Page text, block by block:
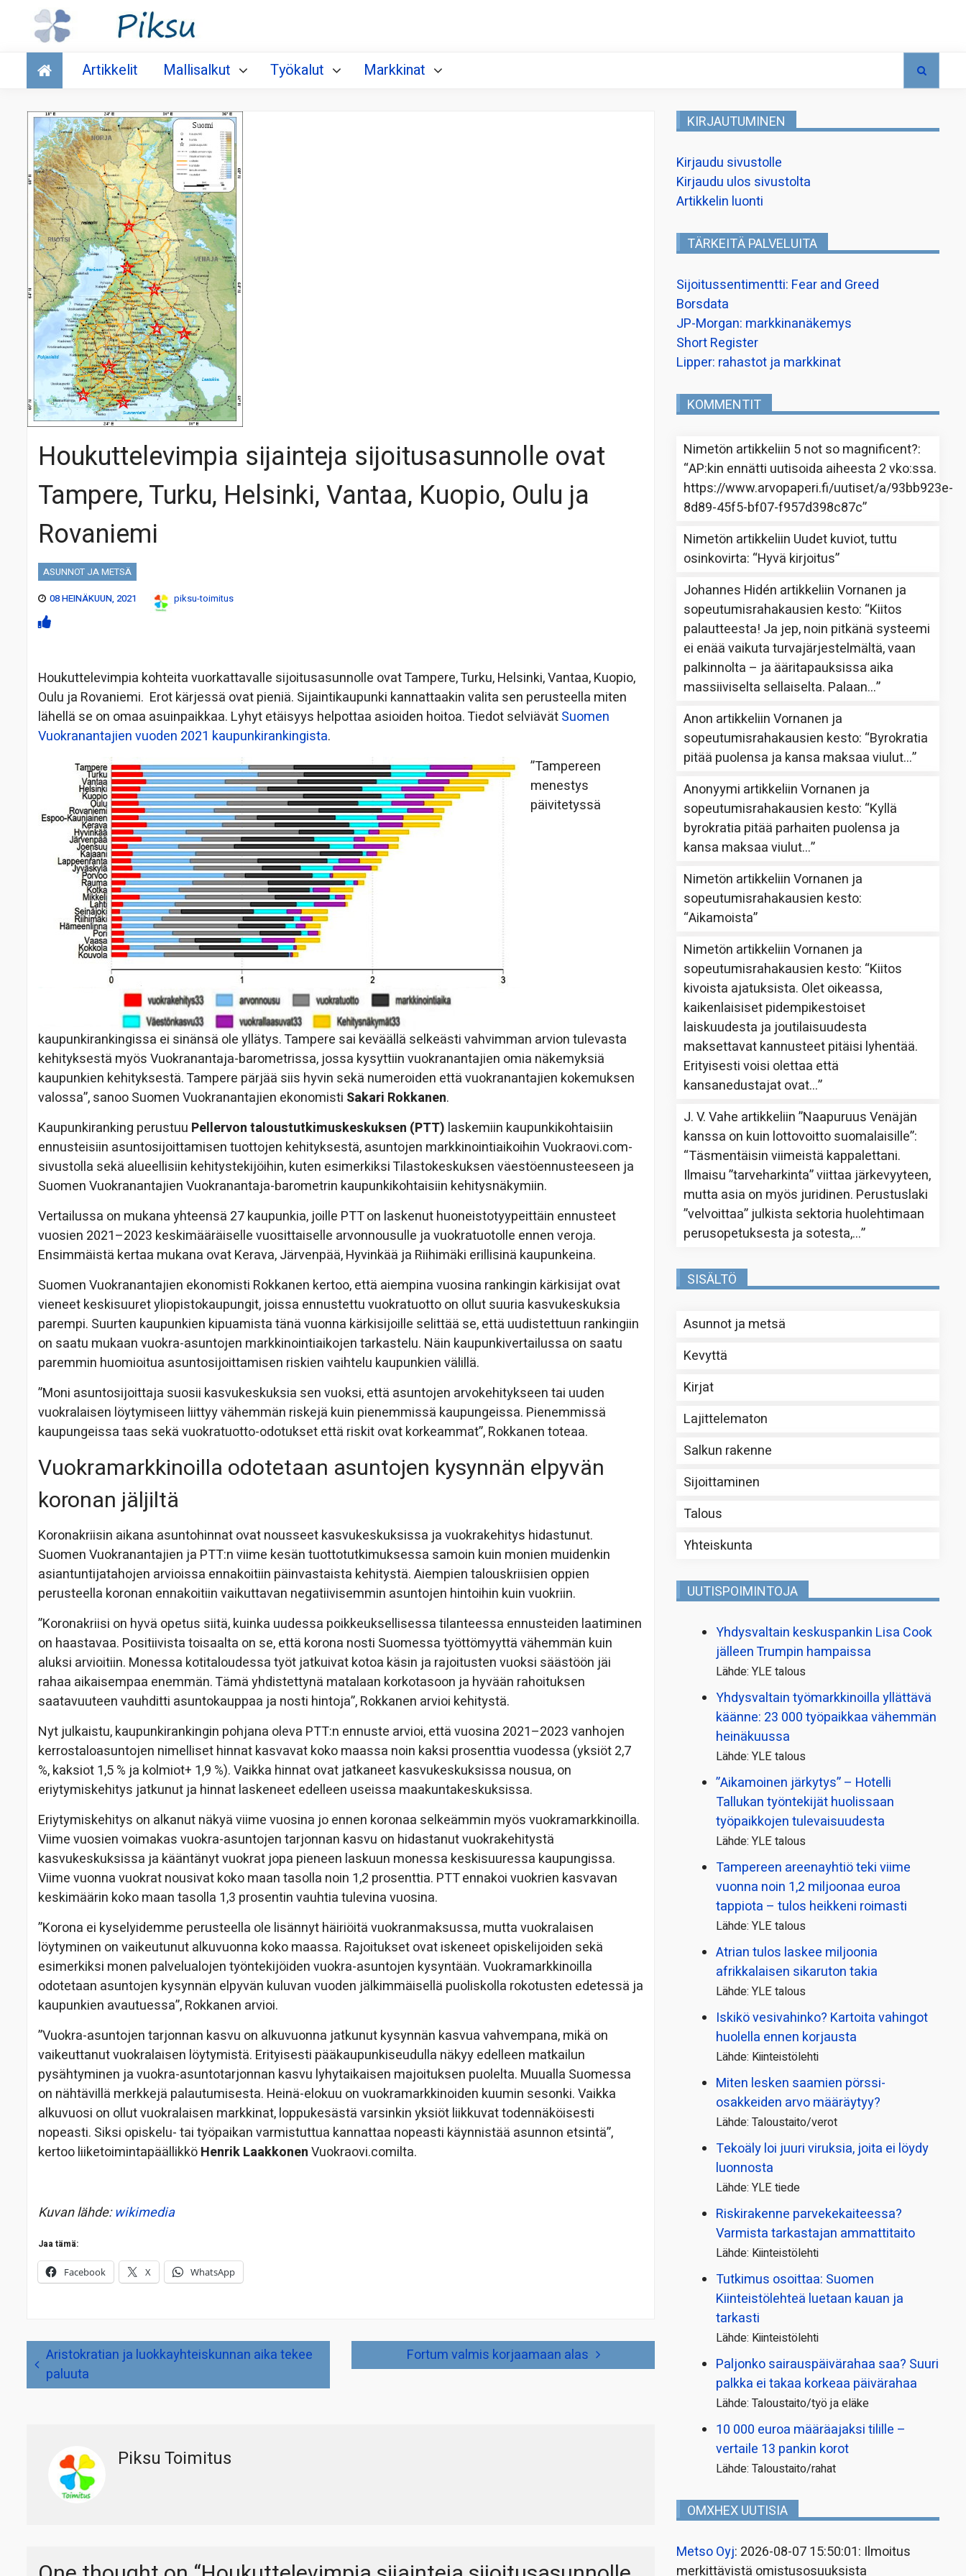
Talous
Artikkelit Mallisalkut Työkalut Markkinat
Houkuttelevimpia sijainteja sijoitusasunnolle ovat
Tampere, Turku, Helsinki, Vantaa, Kuopio, Oulu ja
Rovaniemi
ASUNNOT JA METSÄ
08 HEINÄKUUN, 2021
piksu-toimitus
Houkuttelevimpia kohteita vuorkattavalle sijoitusasunnolle ovat Tampere, Turku, Helsinki, Vantaa, Kuopio,
Oulu ja Rovaniemi. Erot kärjessä ovat pieniä. Sijaintikaupunki kannattaakin valita sen perusteella miten
lähellä se on omaa asuinpaikkaa. Lyhyt etäisyys helpottaa asioiden hoitoa. Tiedot selviävätSuomen
Vuokranantajien vuoden 2021 kaupunkirankingista.
”Tampereen
menestys
päivitetyssä
kaupunkirankingissa ei sinänsä ole yllätys. Tampere sai keväällä selkeästi vahvimman arvion tulevasta
kehityksestä myös Vuokranantaja-barometrissa, jossa kysyttiin vuokranantajien omia näkemyksiä
kaupunkien kehityksestä. Tampere pärjää siis hyvin sekä numeroiden että vuokranantajien kokemuksen
valossa”, sanoo Suomen Vuokranantajien ekonomisti Sakari Rokkanen.
Kaupunkiranking perustuu Pellervon taloustutkimuskeskuksen (PTT) laskemiin kaupunkikohtaisiin
ennusteisiin asuntosijoittamisen tuottojen kehityksestä, asuntojen markkinointiaikoihin Vuokraovi.com-
sivustolla sekä alueellisiin kehitystekijöihin, kuten esimerkiksi Tilastokeskuksen väestöennusteeseen ja
Suomen Vuokranantajien Vuokranantaja-barometrin kaupunkikohtaisiin kehitysnäkymiin.
Vertailussa on mukana yhteensä 27 kaupunkia, joille PTT on laskenut huoneistotyypeittäin ennusteet
vuosien 2021–2023 keskimääräiselle vuosittaiselle arvonnousulle ja vuokratuotolle ennen veroja.
Ensimmäistä kertaa mukana ovat Kerava, Järvenpää, Hyvinkää ja Riihimäki erillisinä kaupunkeina.
Suomen Vuokranantajien ekonomisti Rokkanen kertoo, että aiempina vuosina rankingin kärkisijat ovat
vieneet keskisuuret yliopistokaupungit, joissa ennustettu vuokratuotto on ollut suuria kasvukeskuksia
parempi. Suurten kaupunkien kipuamista tänä vuonna kärkisijoille selittää se, että uudistettuun rankingiin
on saatu mukaan vuokra-asuntojen markkinointiaikojen tarkastelu. Näin kaupunkivertailussa on saatu
paremmin huomioitua asuntosijoittamisen riskien vaihtelu kaupunkien välillä.
”Moni asuntosijoittaja suosii kasvukeskuksia sen vuoksi, että asuntojen arvokehitykseen tai uuden
vuokralaisen löytymiseen liittyy vähemmän riskejä kuin pienemmissä kaupungeissa. Pienemmissä
kaupungeissa taas sekä vuokratuotto-odotukset että riskit ovat korkeammat”, Rokkanen toteaa.
Vuokramarkkinoilla odotetaan asuntojen kysynnän elpyvän
koronan jäljiltä
Koronakriisin aikana asuntohinnat ovat nousseet kasvukeskuksissa ja vuokrakehitys hidastunut.
Suomen Vuokranantajien ja PTT:n viime kesän tuottotutkimuksessa samoin kuin monien muidenkin
asiantuntijatahojen arvioissa ennakoitiin päinvastaista kehitystä. Aiempien talouskriisien oppien
perusteella koronan ennakoitiin vaikuttavan negatiivisemmin asuntojen hintoihin kuin vuokriin.
”Koronakriisi on hyvä opetus siitä, kuinka uudessa poikkeuksellisessa tilanteessa ennusteiden laatiminen
on haastavaa. Positiivista toisaalta on se, että korona nosti Suomessa työttömyyttä vähemmän kuin
aluksi arvioitiin. Monessa kotitaloudessa työt jatkuivat kotoa käsin ja rajoitusten vuoksi säästöön jäi
rahaa aikaisempaa enemmän. Tämä yhdistettynä matalaan korkotasoon ja hyvään rahoituksen
saatavuuteen vauhditti asuntokauppaa ja nosti hintoja”, Rokkanen arvioi kehitystä.
Nyt julkaistu, kaupunkirankingin pohjana oleva PTT:n ennuste arvioi, että vuosina 2021–2023 vanhojen
kerrostaloasuntojen nimelliset hinnat kasvavat koko maassa noin kaksi prosenttia vuodessa (yksiöt 2,7
%, kaksiot 1,5 % ja kolmiot+ 1,9 %). Vaikka hinnat ovat jatkaneet kasvukeskuksissa nousua, on
eriytymiskehitys jatkunut ja hinnat laskeneet edelleen useissa maakuntakeskuksissa.
Eriytymiskehitys on alkanut näkyä viime vuosina jo ennen koronaa selkeämmin myös vuokramarkkinoilla.
Viime vuosien voimakas vuokra-asuntojen tarjonnan kasvu on hidastanut vuokrakehitystä
kasvukeskuksissa ja kääntänyt vuokrat jopa pieneen laskuun monessa keskisuuressa kaupungissa.
Viime vuonna vuokrat nousivat koko maan tasolla noin 1,2 prosenttia. PTT ennakoi vuokrien kasvavan
keskimäärin koko maan tasolla 1,3 prosentin vauhtia tulevina vuosina.
”Korona ei kyselyidemme perusteella ole lisännyt häiriöitä vuokranmaksussa, mutta vuokralaisen
löytyminen on vaikeutunut alkuvuonna koko maassa. Rajoitukset ovat iskeneet opiskelijoiden sekä
esimerkiksi monen palvelualojen työntekijöiden vuokra-asuntojen kysyntään. Vuokramarkkinoilla
odotetaan asuntojen kysynnän elpyvän kuluvan vuoden jälkimmäisellä puoliskolla rokotusten edetessä ja
kaupunkien avautuessa”, Rokkanen arvioi.
”Vuokra-asuntojen tarjonnan kasvu on alkuvuonna jatkunut kysynnän kasvua vahvempana, mikä on
vaikeuttanut vuokralaisen löytymistä. Erityisesti pääkaupunkiseudulla näkyy edelleen matkailun
pysähtyminen ja vuokra-asuntotarjonnan kasvu lyhytaikaisen majoituksen puolelta. Muualla Suomessa
on nähtävillä merkkejä palautumisesta. Heinä-elokuu on vuokramarkkinoiden kuumin sesonki. Vaikka
alkuvuosi on ollut vuokralaisen markkinat, loppukesästä varsinkin yksiöt liikkuvat todennäköisesti
nopeasti. Siksi opiskelu- tai työpaikan varmistuttua kannattaa nopeasti käynnistää asunnon etsintä”,
kertoo liiketoimintapäällikköHenrik LaakkonenVuokraovi.comilta.
Kuvan lähde:wikimedia
Jaa tämä:
Facebook X WhatsApp
Artikkelien
selausAristokratian ja luokkayhteiskunnan aika tekee
paluuta
Fortum valmis korjaamaan alas
Piksu Toimitus
KIRJAUTUMINEN
Kirjaudu sivustolle
Kirjaudu ulos sivustolta
Artikkelin luonti
TÄRKEITÄ PALVELUITA
Sijoitussentimentti: Fear and Greed
Borsdata
JP-Morgan: markkinanäkemys
Short Register
Lipper: rahastot ja markkinat
KOMMENTIT
Nimetön artikkeliin 5 not so magnificent?:
“AP:kin ennätti uutisoida aiheesta 2 vko:ssa.
https://www.arvopaperi.fi/uutiset/a/93bb923e-
8d89-45f5-bf07-f957d398c87c”
Nimetön artikkeliin Uudet kuviot, tuttu
osinkovirta: “Hyvä kirjoitus”
Johannes Hidén artikkeliinVornanen ja
sopeutumisrahakausien kesto: “Kiitos
palautteesta! Ja jep, noin pitkänä systeemi
ei enää vaikuta turvajärjestelmältä, vaan
palkinnolta – ja ääritapauksissa aika
massiiviselta sellaiselta. Palaan…”
Anon artikkeliinVornanen ja
sopeutumisrahakausien kesto: “Byrokratia
pitää puolensa ja kansa maksaa viulut…”
Anonyymi artikkeliinVornanen ja
sopeutumisrahakausien kesto: “Kyllä
byrokratia pitää parhaiten puolensa ja
kansa maksaa viulut…”
Nimetön artikkeliinVornanen ja
sopeutumisrahakausien kesto:
“Aikamoista”
Nimetön artikkeliinVornanen ja
sopeutumisrahakausien kesto: “Kiitos
kivoista ajatuksista. Olet oikeassa,
kaikenlaisiset pidempikestoiset
laiskuudesta ja joutilaisuudesta
maksettavat kannusteet pitäisi lyhentää.
Erityisesti voisi olettaa että
kansanedustajat ovat…”
J. V. Vahe artikkeliin”Naapuruus Venäjän
kanssa on kuin lottovoitto suomalaisille”:
“Täsmentäisin viimeistä kappalettani.
Ilmaisu ”tarveharkinta” viittaa järkevyyteen,
mutta asia on myös juridinen. Perustuslaki
”velvoittaa” julkista sektoria huolehtimaan
perusopetuksesta ja sotesta,…”
SISÄLTÖ
Asunnot ja metsä
Kevyttä
Kirjat
Lajittelematon
Salkun rakenne
Sijoittaminen
Talous
Yhteiskunta
UUTISPOIMINTOJA
Yhdysvaltain keskuspankin Lisa Cook
jälleen Trumpin hampaissa
Lähde: YLE talous
Yhdysvaltain työmarkkinoilla yllättävä
käänne: 23 000 työpaikkaa vähemmän
heinäkuussa
Lähde: YLE talous
”Aikamoinen järkytys” – Hotelli
Tallukan työntekijät huolissaan
työpaikkojen tulevaisuudesta
Lähde: YLE talous
Tampereen areenayhtiö teki viime
vuonna noin 1,2 miljoonaa euroa
tappiota – tulos heikkeni roimasti
Lähde: YLE talous
Atrian tulos laskee miljoonia
afrikkalaisen sikaruton takia
Lähde: YLE talous
Iskikö vesivahinko? Kartoita vahingot
huolella ennen korjausta
Lähde: Kiinteistölehti
Miten lesken saamien pörssi­
osakkeiden arvo määräytyy?
Lähde: Taloustaito/verot
Tekoäly loi juuri viruksia, joita ei löydy
luonnosta
Lähde: YLE tiede
Riskirakenne parvekekaiteessa?
Varmista tarkastajan ammattitaito
Lähde: Kiinteistölehti
Tutkimus osoittaa: Suomen
Kiinteistölehteä luetaan kauan ja
tarkasti
Lähde: Kiinteistölehti
Paljonko sairauspäivä­rahaa saa? Suuri
palkka ei takaa korkeaa päivärahaa
Lähde: Taloustaito/työ ja eläke
10 000 euroa määräajaksi tilille –
vertaile 13 pankin korot
Lähde: Taloustaito/rahat
OMXHEX UUTISIA
Metso Oyj: 2026-08-07 15:50:01: Ilmoitus
merkittävistä omistusosuuksista